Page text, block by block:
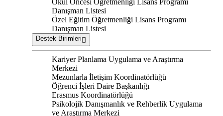
Okul Öncesi Öğretmenliği Lisans Programı
Danışman Listesi
Özel Eğitim Öğretmenliği Lisans Programı
Danışman Listesi
Destek Birimleri
Kariyer Planlama Uygulama ve Araştırma
Merkezi
Mezunlarla İletişim Koordinatörlüğü
Öğrenci İşleri Daire Başkanlığı
Erasmus Koordinatörlüğü
Psikolojik Danışmanlık ve Rehberlik Uygulama
ve Araştırma Merkezi